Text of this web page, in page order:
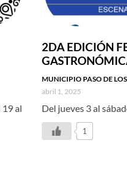
al
2DA EDICIÓN
abril 1, 2025
MUNICIPIO PASO DE
Del jueves 3 al
1